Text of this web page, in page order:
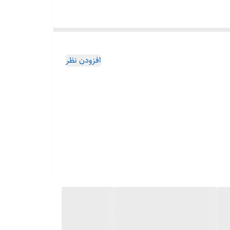
افزودن نظر